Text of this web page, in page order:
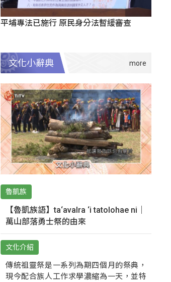
平埔專法已施行 原民身分法暫緩審查
文化小辭典
魯凱族
【魯凱族語】ta‘avalra ‘i tatolohae ni｜
萬山部落勇士祭的由來
文化介紹
傳統祖靈祭是一系列為期四個月的祭典，
現今配合族人工作求學濃縮為一天，並特